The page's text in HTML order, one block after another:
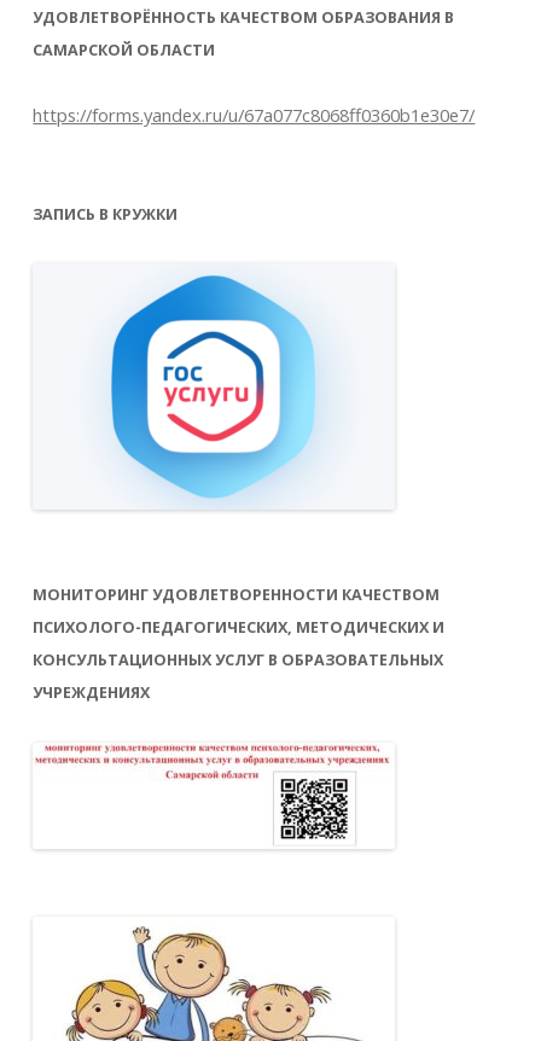
УДОВЛЕТВОРЁННОСТЬ КАЧЕСТВОМ ОБРАЗОВАНИЯ В
САМАРСКОЙ ОБЛАСТИ
https://forms.yandex.ru/u/67a077c8068ff0360b1e30e7/
ЗАПИСЬ В КРУЖКИ
МОНИТОРИНГ УДОВЛЕТВОРЕННОСТИ КАЧЕСТВОМ
ПСИХОЛОГО-ПЕДАГОГИЧЕСКИХ, МЕТОДИЧЕСКИХ И
КОНСУЛЬТАЦИОННЫХ УСЛУГ В ОБРАЗОВАТЕЛЬНЫХ
УЧРЕЖДЕНИЯХ